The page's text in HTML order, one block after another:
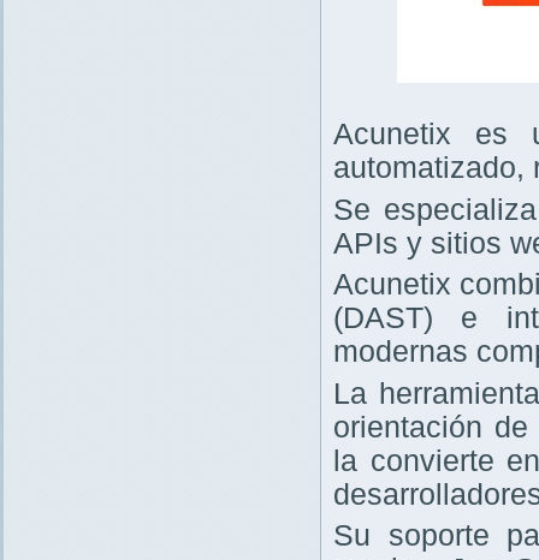
Acunetix es
automatizado,
Se
APIs y sitios
Acunetix
(DAST) e
modernas
La
orientación
la convierte
Su soporte